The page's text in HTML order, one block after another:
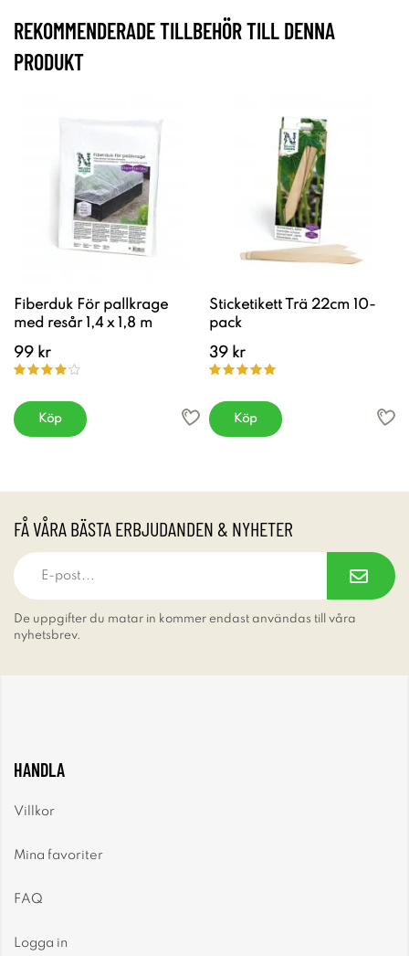
REKOMMENDERADE TILLBEHÖR TILL DENNA
PRODUKT
Fiberduk För pallkrage
med resår 1,4 x 1,8 m
99 kr
Köp
Sticketikett Trä 22cm 10-
pack
39 kr
Köp
FÅ VÅRA BÄSTA ERBJUDANDEN & NYHETER
De uppgifter du matar in kommer endast användas till våra
nyhetsbrev.
HANDLA
Villkor
Mina favoriter
FAQ
Logga in